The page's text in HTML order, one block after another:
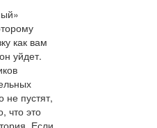
как вам
уйдет.
не пустят,
что это
Если